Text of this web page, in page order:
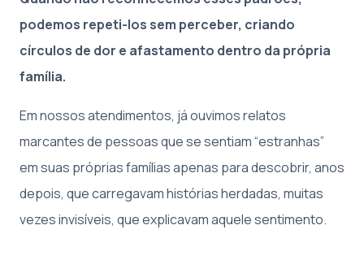
podemos repeti-los sem perceber, criando
círculos de dor e afastamento dentro da própria
família.
Em nossos atendimentos, já ouvimos relatos
marcantes de pessoas que se sentiam “estranhas”
em suas próprias famílias apenas para descobrir, anos
depois, que carregavam histórias herdadas, muitas
vezes invisíveis, que explicavam aquele sentimento.